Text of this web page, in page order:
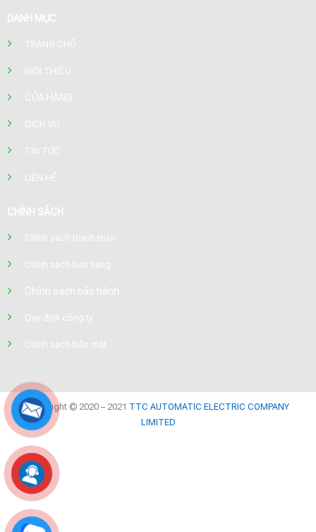
DANH MỤC
TRANG CHỦ
GIỚI THIỆU
CỬA HÀNG
DỊCH VỤ
TIN TỨC
LIÊN HỆ
CHÍNH SÁCH
Chính sách thanh toán
Chính sách bán hàng
Chính sách bảo hành
Quy định công ty
Chính sách bảo mật
Copyright © 2020 – 2021 TTC AUTOMATIC ELECTRIC COMPANY
LIMITED